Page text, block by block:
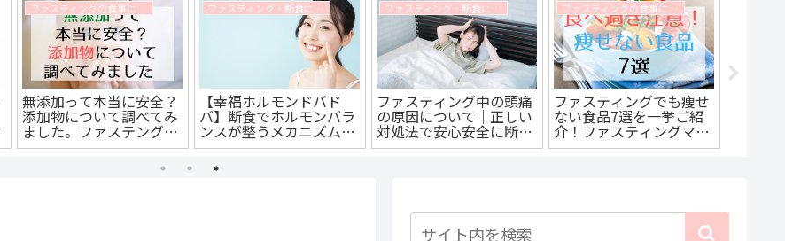
ファスティングの食事に関するコラム
無添加って本当に安全？
添加物について調べてみ
ました。ファステングマ
イスターが栄養学の観点
ファスティング・断食に関するコラム
【幸福ホルモンドバド
バ】断食でホルモンバラ
ンスが整うメカニズムと
効果をわかりやすく解説
します。
ファスティング・断食に関するコラム
ファスティング中の頭痛
の原因について｜正しい
対処法で安心安全に断食
を
ファスティングの食事に関するコラム
ファスティングでも痩せ
ない食品7選を一挙ご紹
介！ファスティングマイ
スターが徹底解説しま